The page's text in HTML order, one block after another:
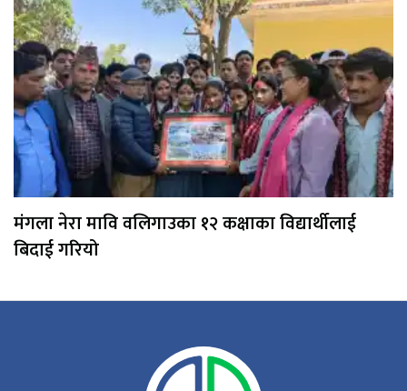
मंगला नेरा मावि वलिगाउका १२ कक्षाका विद्यार्थीलाई
बिदाई गरियो